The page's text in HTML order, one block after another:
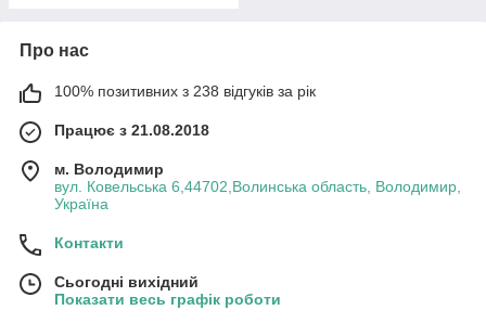
Про нас
100% позитивних з 238 відгуків за рік
Працює з 21.08.2018
м. Володимир
вул. Ковельська 6,44702,Волинська область, Володимир,
Україна
Контакти
Сьогодні вихідний
Показати весь графік роботи